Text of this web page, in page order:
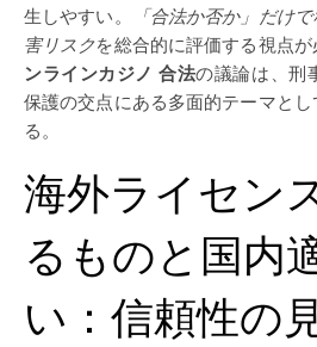
生しやすい。
「合法か否か」だけ
害リスクを総合的に評価する視点が
ンラインカジノ 合法の議論は、刑
保護の交点にある多面的テーマと
る。
海外ライセン
るものと国内
い：信頼性の